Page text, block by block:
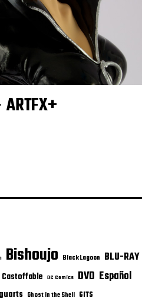
Bishoujo Black Lagoon BLU-RAY
Castoffable DC Comics DVD Español
Ghost in the Shell GITS